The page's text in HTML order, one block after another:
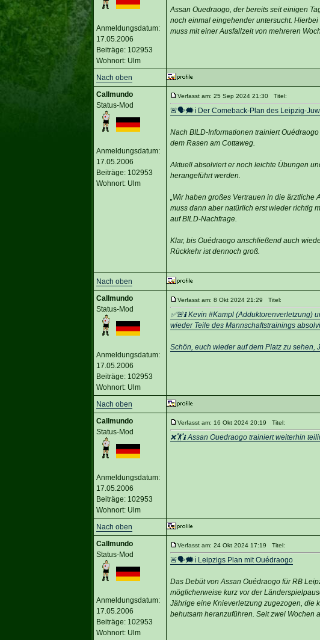
Anmeldungsdatum:
17.05.2006
Beiträge: 102953
Wohnort: Ulm
Assan Ouedraogo, der bereits seit einigen
noch einmal eingehender untersucht.
muss mit einer Ausfallzeit von mehreren
Nach oben
Callmundo
Status-Mod
Anmeldungsdatum:
17.05.2006
Beiträge: 102953
Wohnort: Ulm
Verfasst am: 25 Sep 2024 21:30 Titel:
🚨🗣🗯️ℹ️ Der Comeback-Plan des Leipzig-
Nach BILD-Informationen trainiert
dem Rasen am Cottaweg.
Aktuell absolviert er noch leichte Übungen
herangeführt werden.
„Wir haben großes Vertrauen in die ärztliche
muss dann aber natürlich erst wieder richtig
auf BILD-Nachfrage.
Klar, bis Ouédraogo anschließend auch
Rückkehr ist dennoch groß.
Nach oben
Callmundo
Status-Mod
Anmeldungsdatum:
17.05.2006
Beiträge: 102953
Wohnort: Ulm
Verfasst am: 8 Okt 2024 21:29 Titel:
✅🚨ℹ️ Kevin #Kampl (Adduktorenverletzung)
wieder Teile des Mannschaftstrainings
Schön, euch wieder auf dem Platz zu sehen,
Nach oben
Callmundo
Status-Mod
Anmeldungsdatum:
17.05.2006
Beiträge: 102953
Wohnort: Ulm
Verfasst am: 16 Okt 2024 20:19 Titel:
❌🏋️ℹ️ Assan Ouedraogo trainiert weiterhin
Nach oben
Callmundo
Status-Mod
Anmeldungsdatum:
17.05.2006
Beiträge: 102953
Wohnort: Ulm
Verfasst am: 24 Okt 2024 17:19 Titel:
🚨🗣🗯️ℹ️ Leipzigs Plan mit Ouédraogo
Das Debüt von Assan Ouédraogo für RB
möglicherweise kurz vor der
Jährige eine Knieverletzung zugezogen, die
behutsam heranzuführen. Seit zwei Wochen